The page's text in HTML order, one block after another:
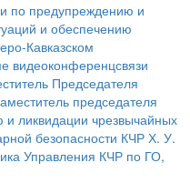
по предупреждению и
и обеспечению
Кавказском
видеоконференцсвязи
Председателя
председателя
ликвидации чрезвычайных
безопасности КЧР Х. У.
Управления КЧР по ГО,